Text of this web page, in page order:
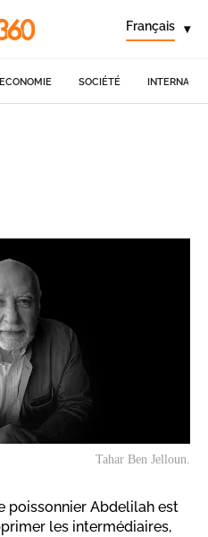
Français ▾
ECONOMIE SOCIÉTÉ
Tahar Ben Jelloun.
poissonnier Abdelilah est
les intermédiaires,